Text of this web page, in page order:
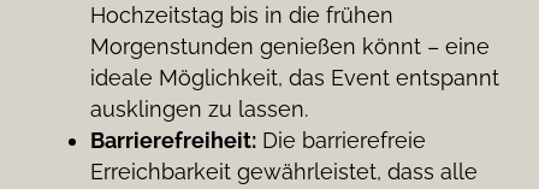
Hochzeitstag bis in die frühen
Morgenstunden genießen könnt – eine
ideale Möglichkeit, das Event entspannt
ausklingen zu lassen.
Barrierefreiheit: Die barrierefreie
Erreichbarkeit gewährleistet, dass alle